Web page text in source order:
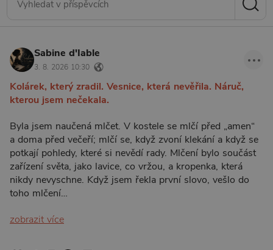
Sabine d'Iable
3. 8. 2026 10:30
Kolárek, který zradil. Vesnice, která nevěřila. Náruč,
kterou jsem nečekala.
Byla jsem naučená mlčet. V kostele se mlčí před „amen“
a doma před večeří; mlčí se, když zvoní klekání a když se
potkají pohledy, které si nevědí rady. Mlčení bylo součást
zařízení světa, jako lavice, co vržou, a kropenka, která
nikdy nevyschne. Když jsem řekla první slovo, vešlo do
toho mlčení…
zobrazit více